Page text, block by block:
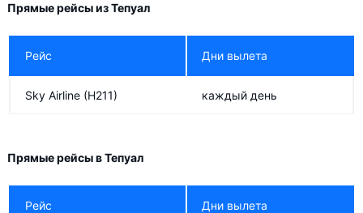
Прямые рейсы из Тепуал
Рейс Дни вылета
Sky Airline (H211) каждый день
Прямые рейсы в Тепуал
Рейс Дни вылета